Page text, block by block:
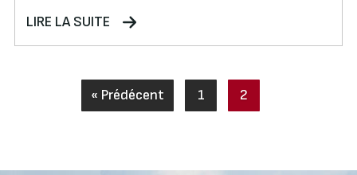
LIRE LA SUITE
« Prédécent 1 2